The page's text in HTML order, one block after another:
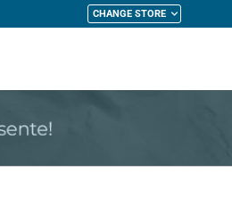
CHANGE STORE